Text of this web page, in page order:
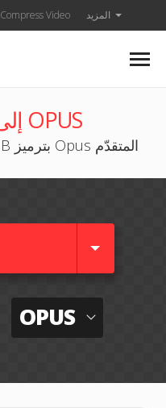
Compress Video المزيد
محوّل AMB إلى OPUS
ضغط صوت Ambisonic AMB بترميز Opus المتقدّم
OPUS